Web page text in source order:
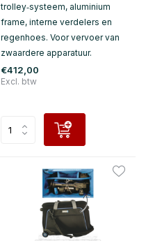
trolley‑systeem, aluminium
frame, interne verdelers en
regenhoes. Voor vervoer van
zwaardere apparatuur.
€412,00
Excl. btw